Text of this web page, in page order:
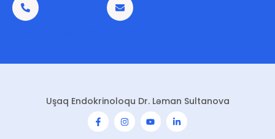
Uşaq Endokrinoloqu Dr. Ləman Sultanova